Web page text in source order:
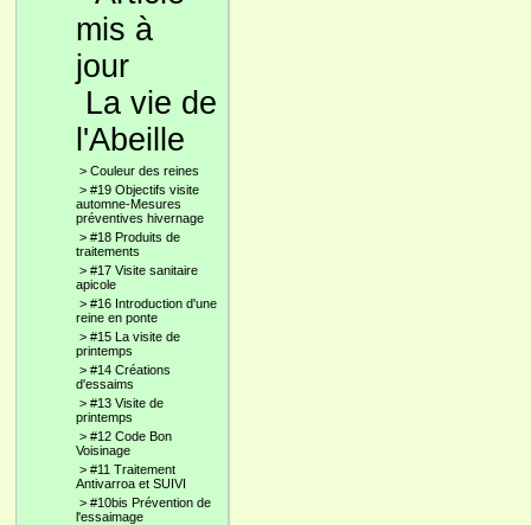
La vie de
l'Abeille
> Couleur des reines
> #19 Objectifs visite
automne-Mesures
préventives hivernage
> #18 Produits de
traitements
> #17 Visite sanitaire
apicole
> #16 Introduction d'une
reine en ponte
> #15 La visite de
printemps
> #14 Créations
d'essaims
> #13 Visite de
printemps
> #12 Code Bon
Voisinage
> #11 Traitement
Antivarroa et SUIVI
> #10bis Prévention de
l'essaimage